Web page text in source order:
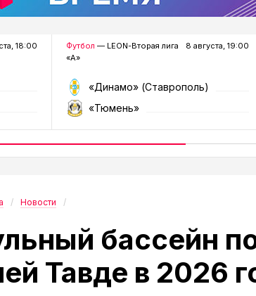
18:00 Футбол — LEON-Вторая лига
«А»
8 августа, 19:00
«Динамо» (Ставрополь)
«Тюмень»
Новости
бассейн
Тавде в 2026